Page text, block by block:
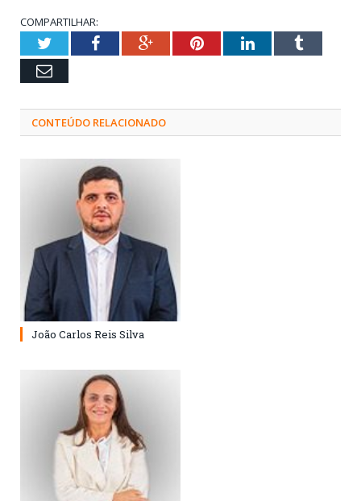
COMPARTILHAR:
TwitterFacebookGoogle+PinterestLinkedInTumblr
Email
CONTEÚDO RELACIONADO
João Carlos Reis Silva